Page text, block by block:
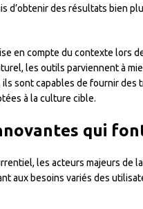
d’obtenir des résultats bien
en compte du contexte lors
les outils parviennent à
sont capables de fournir
à la culture cible.
qui
les acteurs majeurs de
aux besoins variés des